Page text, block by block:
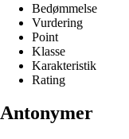
Bedømmelse
Vurdering
Point
Klasse
Karakteristik
Rating
Antonymer